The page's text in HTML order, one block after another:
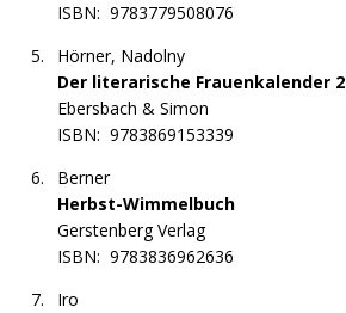
ISBN: 9783779508076
Hörner, Nadolny
Der literarische Frauenkalender
Ebersbach & Simon
ISBN: 9783869153339
Berner
Herbst-Wimmelbuch
Gerstenberg Verlag
ISBN: 9783836962636
Iro